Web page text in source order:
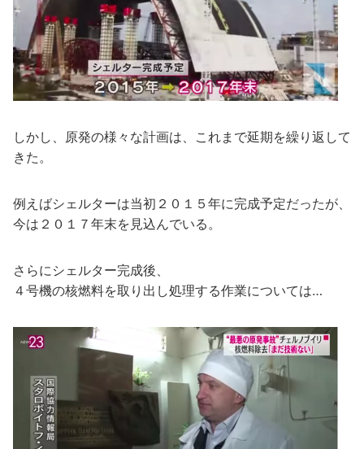
しかし、原発の様々な計画は、これまで延期を繰り返して
きた。
例えばシェルターは当初２０１５年に完成予定だったが、
今は２０１７年末を見込んでいる。
さらにシェルター完成後、
４号機の核燃料を取り出し処理する作業については…